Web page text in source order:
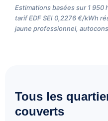
Estimations basées sur 1 950
tarif EDF SEI 0,2276 €/kWh
jaune professionnel,
Tous les
couverts